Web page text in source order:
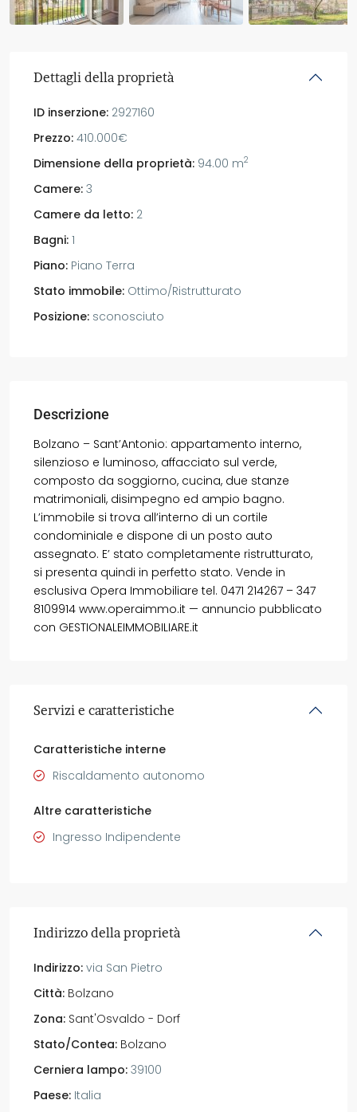
Dettagli della proprietà
ID inserzione: 2927160
Prezzo: 410.000€
Dimensione della proprietà: 94.00 m2
Camere: 3
Camere da letto: 2
Bagni: 1
Piano: Piano Terra
Stato immobile: Ottimo/Ristrutturato
Posizione: sconosciuto
Descrizione
Bolzano – Sant’Antonio: appartamento interno,
silenzioso e luminoso, affacciato sul verde,
composto da soggiorno, cucina, due stanze
matrimoniali, disimpegno ed ampio bagno.
L’immobile si trova all’interno di un cortile
condominiale e dispone di un posto auto
assegnato. E’ stato completamente ristrutturato,
si presenta quindi in perfetto stato. Vende in
esclusiva Opera Immobiliare tel. 0471 214267 – 347
8109914 www.operaimmo.it — annuncio pubblicato
con GESTIONALEIMMOBILIARE.it
Servizi e caratteristiche
Caratteristiche interne
Riscaldamento autonomo
Altre caratteristiche
Ingresso Indipendente
Indirizzo della proprietà
Indirizzo: via San Pietro
Città: Bolzano
Zona: Sant'Osvaldo - Dorf
Stato/Contea: Bolzano
Cerniera lampo: 39100
Paese: Italia